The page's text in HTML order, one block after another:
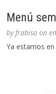
Menú
byfrabisa on
Ya estamos